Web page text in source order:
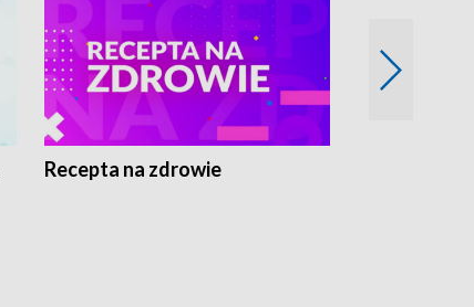
Recepta na zdrowie